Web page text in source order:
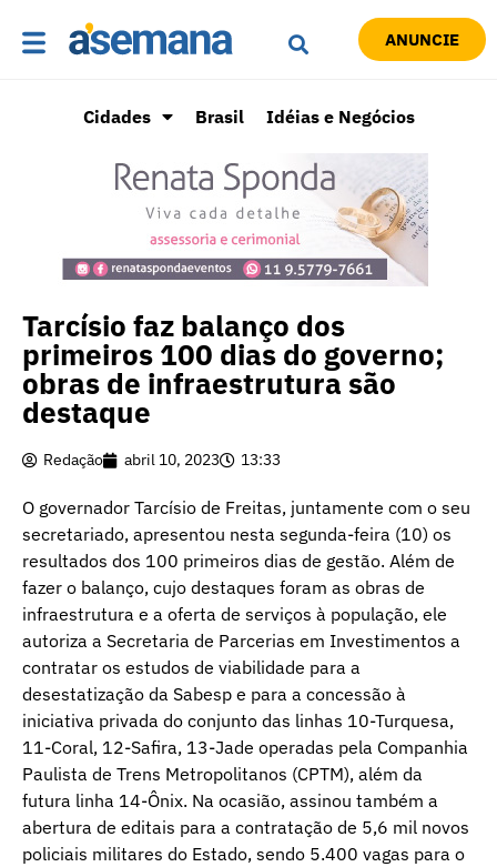
ANUNCIE
Cidades Brasil Idéias e Negócios
Tarcísio faz balanço dos
primeiros 100 dias do governo;
obras de infraestrutura são
destaque
Redação abril 10, 2023 13:33
O governador Tarcísio de Freitas, juntamente com o seu
secretariado, apresentou nesta segunda-feira (10) os
resultados dos 100 primeiros dias de gestão. Além de
fazer o balanço, cujo destaques foram as obras de
infraestrutura e a oferta de serviços à população, ele
autoriza a Secretaria de Parcerias em Investimentos a
contratar os estudos de viabilidade para a
desestatização da Sabesp e para a concessão à
iniciativa privada do conjunto das linhas 10-Turquesa,
11-Coral, 12-Safira, 13-Jade operadas pela Companhia
Paulista de Trens Metropolitanos (CPTM), além da
futura linha 14-Ônix. Na ocasião, assinou também a
abertura de editais para a contratação de 5,6 mil novos
policiais militares do Estado, sendo 5.400 vagas para o